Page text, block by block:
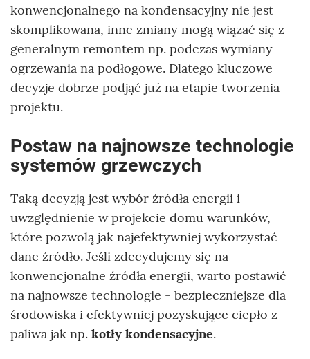
konwencjonalnego na kondensacyjny nie jest
skomplikowana, inne zmiany mogą wiązać się z
generalnym remontem np. podczas wymiany
ogrzewania na podłogowe. Dlatego kluczowe
decyzje dobrze podjąć już na etapie tworzenia
projektu.
Postaw na najnowsze technologie
systemów grzewczych
Taką decyzją jest wybór źródła energii i
uwzględnienie w projekcie domu warunków,
które pozwolą jak najefektywniej wykorzystać
dane źródło. Jeśli zdecydujemy się na
konwencjonalne źródła energii, warto postawić
na najnowsze technologie - bezpieczniejsze dla
środowiska i efektywniej pozyskujące ciepło z
paliwa jak np. kotły kondensacyjne.